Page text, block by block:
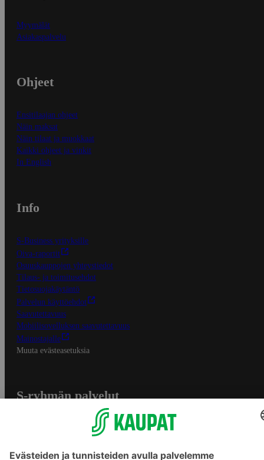
Myymälät
Asiakaspalvelu
Ohjeet
Ensitilaajan ohjeet
Näin maksat
Näin tilaat ja muokkaat
Kaikki ohjeet ja vinkit
In English
Info
S-Business yrityksille
Oiva-raportit
Osuuskauppojen yhteystiedot
Tilaus- ja toimitusehdot
Tietosuojakäytäntö
Palvelun käyttöehdot
Saavutettavuus
Mobiilisovelluksen saavutettavuus
Mainostajalle
Muuta evästeasetuksia
S-ryhmän palvelut
Yhteishyvä Ruoka -sovellus